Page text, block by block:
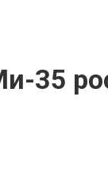
35